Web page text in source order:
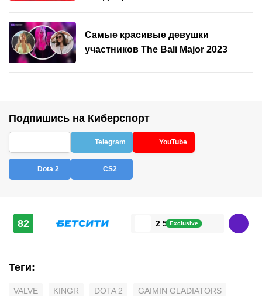
Самые красивые девушки
участников The Bali Major 2023
Подпишись на Киберспорт
Telegram YouTube
Dota 2 CS2
82 2 500 ₽Exclusive
Теги:
VALVE KINGR DOTA 2 GAIMIN GLADIATORS